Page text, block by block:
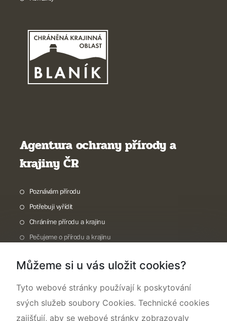
Agentura ochrany přírody a
krajiny ČR
Poznávám přírodu
Potřebuji vyřídit
Chráníme přírodu a krajinu
Pečujeme o přírodu a krajinu
O nás
Můžeme si u vás uložit cookies?
Tyto webové stránky používají k poskytování
svých služeb soubory Cookies. Technické cookies
zajišťují, aby se webové stránky zobrazovaly